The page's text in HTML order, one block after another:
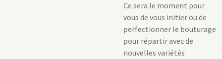
Ce sera le moment pour
vous de vous initier ou de
perfectionner le bouturage
pour répartir avec de
nouvelles variétés